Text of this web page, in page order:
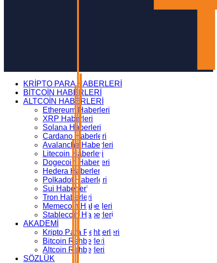
KRİPTO PARA HABERLERİ
BİTCOİN HABERLERİ
ALTCOİN HABERLERİ
Ethereum Haberleri
XRP Haberleri
Solana Haberleri
Cardano Haberleri
Avalanche Haberleri
Litecoin Haberleri
Dogecoin Haberleri
Hedera Haberleri
Polkadot Haberleri
Sui Haberleri
Tron Haberleri
Memecoin Haberleri
Stablecoin Haberleri
AKADEMİ
Kripto Para Rehberleri
Bitcoin Rehberleri
Altcoin Rehberleri
SÖZLÜK